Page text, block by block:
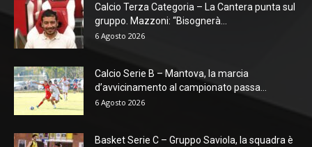
Calcio Terza Categoria – La Cantera punta sul
gruppo. Mazzoni: “Bisognerà...
6 Agosto 2026
Calcio Serie B – Mantova, la marcia
d’avvicinamento al campionato passa...
6 Agosto 2026
Basket Serie C – Gruppo Saviola, la squadra è